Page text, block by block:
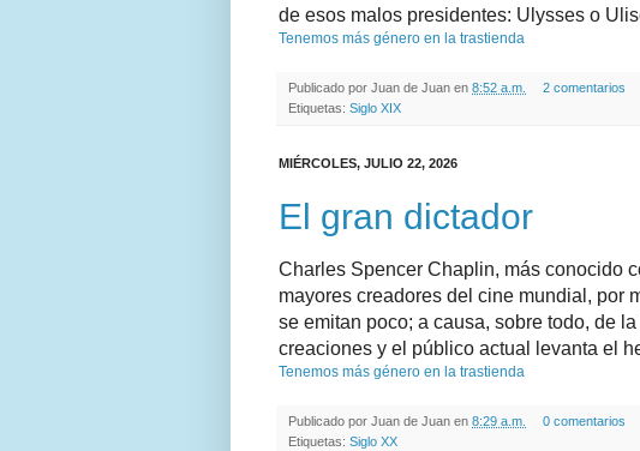
de esos malos presidentes: Ulysses o
Tenemos más género en la trastienda
Publicado por Juan de Juan en 8:52 a.m.
2 comentarios
Etiquetas: Siglo XIX
MIÉRCOLES, JULIO 22, 2026
El gran dictador
Charles Spencer Chaplin, más conocido
mayores creadores del cine mundial, por
se emitan poco; a causa, sobre todo, de
creaciones y el público actual levanta el
Tenemos más género en la trastienda
Publicado por Juan de Juan en 8:29 a.m.
0 comentarios
Etiquetas: Siglo XX